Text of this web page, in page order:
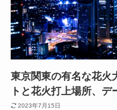
東京関東の有名な花火
トと花火打上場所、デ
2023年7月15日